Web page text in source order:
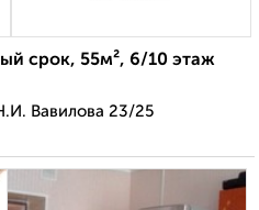
срок, 55м², 6/10 этаж
Вавилова 23/25